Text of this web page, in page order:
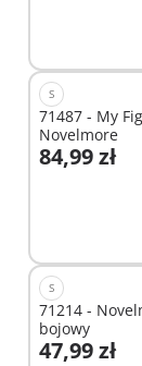
S
71487 - My
Novelmore
84,99 zł
S
71214 -
bojowy
47,99 zł